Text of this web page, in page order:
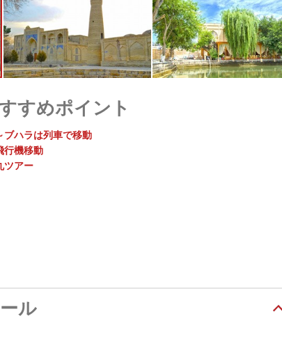
すめポイント
ブハラは列車で移動
行機移動
ツアー
ル